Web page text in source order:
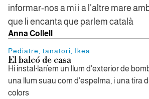
informar-nos a mi i a l’altre mare
que li encanta que parlem català
Anna Collell
Pediatre, tanatori, Ikea
El balcó de casa
Hi instal·laríem un llum d’exterior de
una llum suau com d’espelma, i una tira
colors